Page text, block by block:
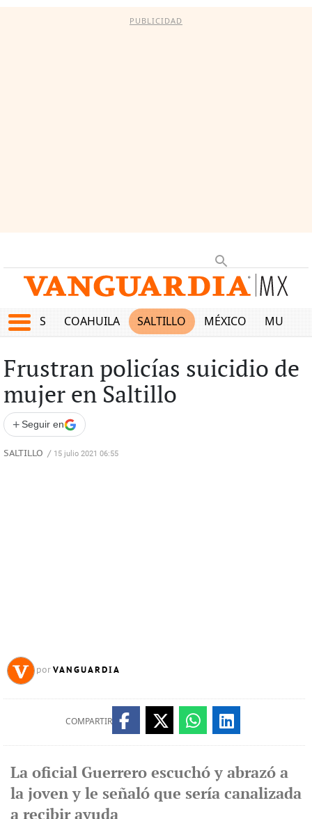
PUBLICIDAD
JUEGOS COAHUILA SALTILLO MÉXICO MUNDO
Frustran policías suicidio de
mujer en Saltillo
+ Seguir en
SALTILLO / 15 julio 2021 06:55
por VANGUARDIA
COMPARTIR
La oficial Guerrero escuchó y abrazó a
la joven y le señaló que sería canalizada
a recibir ayuda